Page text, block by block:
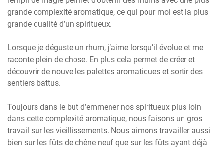
grande complexité aromatique, ce qui pour moi est la plus
grande qualité d’un spiritueux.
Lorsque je déguste un rhum, j’aime lorsqu’il évolue et me
raconte plein de chose. En plus cela permet de créer et
découvrir de nouvelles palettes aromatiques et sortir des
sentiers battus.
Toujours dans le but d’emmener nos spiritueux plus loin
dans cette complexité aromatique, nous faisons un gros
travail sur les vieillissements. Nous aimons travailler aussi
bien sur les fûts de chêne neuf que sur les fûts ayant déjà